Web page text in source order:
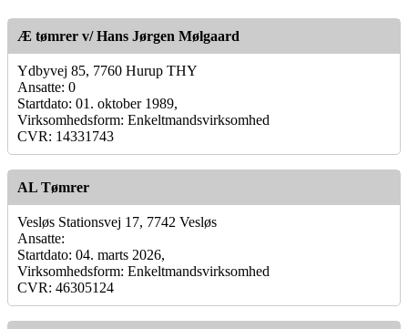
Æ tømrer v/ Hans Jørgen Mølgaard
Ydbyvej 85, 7760 Hurup THY
Ansatte: 0
Startdato: 01. oktober 1989,
Virksomhedsform: Enkeltmandsvirksomhed
CVR: 14331743
AL Tømrer
Vesløs Stationsvej 17, 7742 Vesløs
Ansatte:
Startdato: 04. marts 2026,
Virksomhedsform: Enkeltmandsvirksomhed
CVR: 46305124